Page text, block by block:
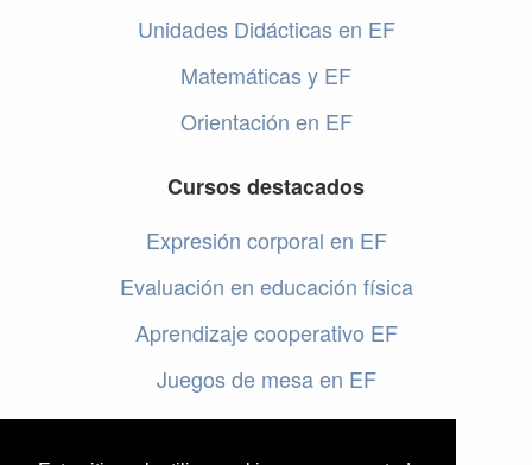
Unidades Didácticas en EF
Matemáticas y EF
Orientación en EF
Cursos destacados
Expresión corporal en EF
Evaluación en educación física
Aprendizaje cooperativo EF
Juegos de mesa en EF
Programar en EF